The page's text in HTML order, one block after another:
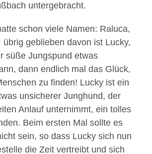
untergebracht.
schon viele Namen: Raluca,
geblieben davon ist Lucky,
süße Jungspund etwas
dann endlich mal das Glück,
zu finden! Lucky ist ein
unsicherer Junghund, der
Anlauf unternimmt, ein tolles
Beim ersten Mal sollte es
sein, so dass Lucky sich nun
die Zeit vertreibt und sich